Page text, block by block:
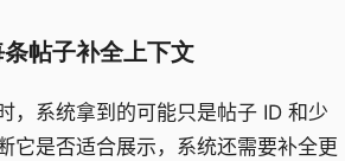
帖子补全上下文
，系统拿到的可能只是帖子 ID 和少
它是否适合展示，系统还需要补全更